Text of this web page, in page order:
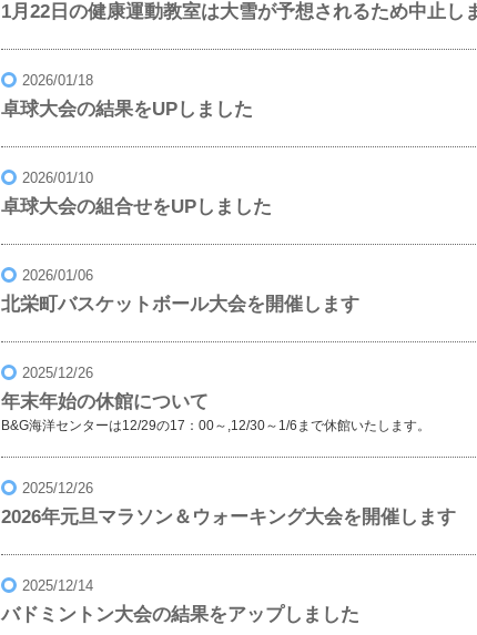
1月22日の健康運動教室は大雪が予想されるため中止し
2026/01/18
卓球大会の結果をUPしました
2026/01/10
卓球大会の組合せをUPしました
2026/01/06
北栄町バスケットボール大会を開催します
2025/12/26
年末年始の休館について
B&G海洋センターは12/29の17：00～,12/30～1/6まで休館いたします。
2025/12/26
2026年元旦マラソン＆ウォーキング大会を開催します
2025/12/14
バドミントン大会の結果をアップしました